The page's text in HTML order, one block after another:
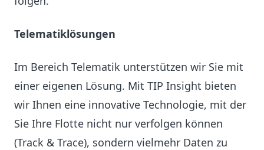
Telematiklösungen
Im Bereich Telematik unterstützen wir Sie mit
einer eigenen Lösung. Mit TIP Insight bieten
wir Ihnen eine innovative Technologie, mit der
Sie Ihre Flotte nicht nur verfolgen können
(Track & Trace), sondern vielmehr Daten zu